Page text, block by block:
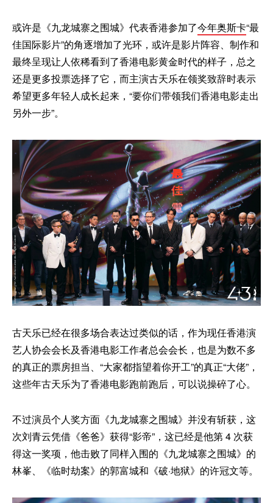
或许是《九龙城寨之围城》代表香港参加了今年奥斯卡“最
佳国际影片”的角逐增加了光环，或许是影片阵容、制作和
最终呈现让人依稀看到了香港电影黄金时代的样子，总之
还是更多投票选择了它，而主演古天乐在领奖致辞时表示
希望更多年轻人成长起来，“要你们带领我们香港电影走出
另外一步”。
古天乐已经在很多场合表达过类似的话，作为现任香港演
艺人协会会长及香港电影工作者总会会长，也是为数不多
的真正的票房担当、“大家都指望着你开工”的真正“大佬”，
这些年古天乐为了香港电影跑前跑后，可以说操碎了心。
不过演员个人奖方面《九龙城寨之围城》并没有斩获，这
次刘青云凭借《爸爸》获得“影帝”，这已经是他第 4 次获
得这一奖项，他击败了同样入围的《九龙城寨之围城》的
林峯、《临时劫案》的郭富城和《破·地狱》的许冠文等。